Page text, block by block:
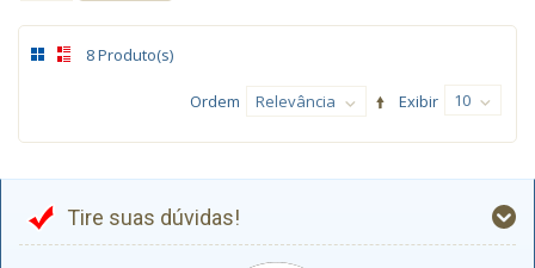
8 Produto(s)
Exibir 10
Ordem Relevância
Tire suas dúvidas!